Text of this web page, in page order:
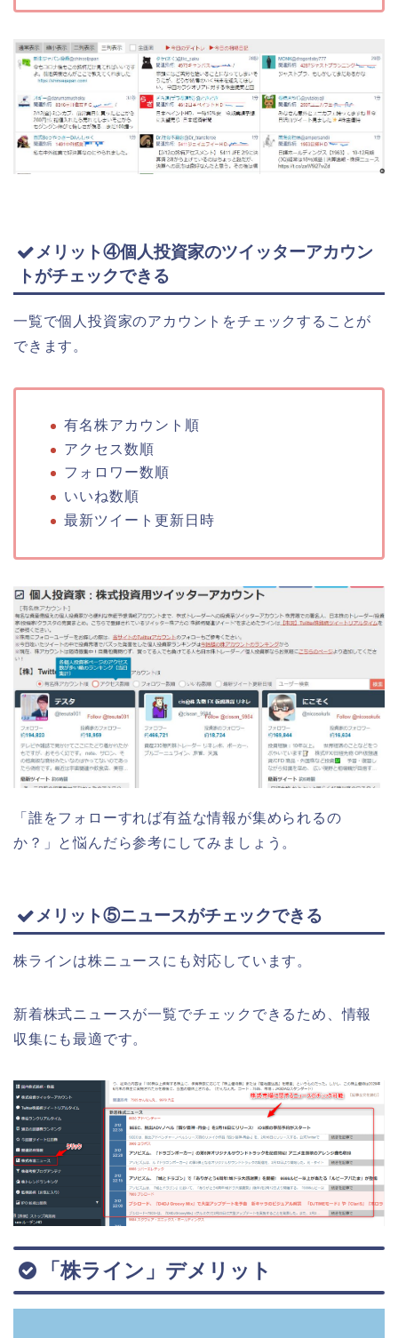
メリット④個人投資家のツイッターアカウン
トがチェックできる
一覧で個人投資家のアカウントをチェックすることが
できます。
有名株アカウント順
アクセス数順
フォロワー数順
いいね数順
最新ツイート更新日時
「誰をフォローすれば有益な情報が集められるの
か？」と悩んだら参考にしてみましょう。
メリット⑤ニュースがチェックできる
株ラインは株ニュースにも対応しています。
新着株式ニュースが一覧でチェックできるため、情報
収集にも最適です。
「株ライン」デメリット